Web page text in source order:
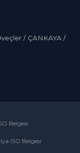
/ ÇANKAYA /
Belgesi
ISO Belgesi